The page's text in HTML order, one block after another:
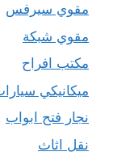
مقوي سيرفس
مقوي شبكة
مكتب افراح
ميكانيكي
نجار فتح ابواب
نقل اثاث